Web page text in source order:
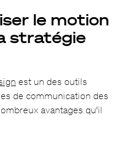
le motion
stratégie
est un des outils
de communication des
avantages qu’il